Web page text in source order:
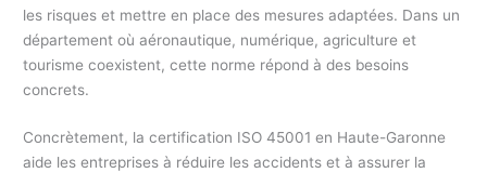
les risques et mettre en place des mesures adaptées. Dans un
département où aéronautique, numérique, agriculture et
tourisme coexistent, cette norme répond à des besoins
concrets.
Concrètement, la certification ISO 45001 en Haute-Garonne
aide les entreprises à réduire les accidents et à assurer la